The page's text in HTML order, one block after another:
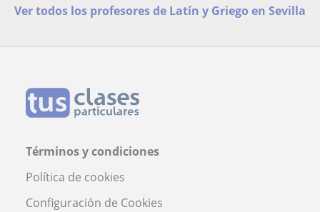
Ver todos los profesores de Latín y Griego en Sevilla
Términos y condiciones
Política de cookies
Configuración de Cookies